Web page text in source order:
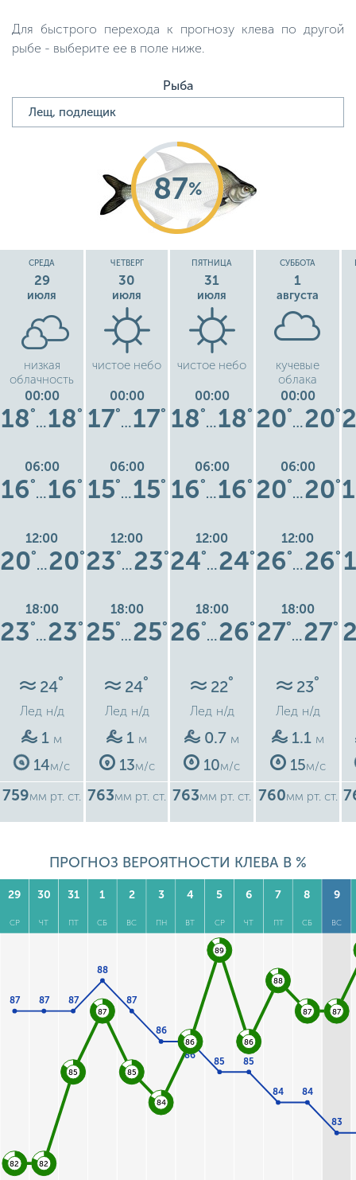
Для быстрого перехода к прогнозу клева по другой
рыбе - выберите ее в поле ниже.
Рыба
87%
СРЕДА
29
июля
низкая
облачность
00:00
18°
…18°
06:00
16°
…16°
12:00
20°
…20°
18:00
23°
…23°
24°
Лед н/д
1 м
14м/с
759мм рт. ст.
ЧЕТВЕРГ
30
июля
чистое небо
00:00
17°
…17°
06:00
15°
…15°
12:00
23°
…23°
18:00
25°
…25°
24°
Лед н/д
1 м
13м/с
763мм рт. ст.
ПЯТНИЦА
31
июля
чистое небо
00:00
18°
…18°
06:00
16°
…16°
12:00
24°
…24°
18:00
26°
…26°
22°
Лед н/д
0.7 м
10м/с
763мм рт. ст.
СУББОТА
1
августа
кучевые
облака
00:00
20°
…20°
06:00
20°
…20°
12:00
26°
…26°
18:00
27°
…27°
23°
Лед н/д
1.1 м
15м/с
760мм рт. ст.
ПРОГНОЗ ВЕРОЯТНОСТИ КЛЕВА В %
29
СР
30
ЧТ
31
ПТ
1
СБ
2
ВС
3
ПН
4
ВТ
5
СР
6
ЧТ
7
ПТ
8
СБ
9
ВС
87 87 87
88
87
86
86
85 85
84 84
83
82 82
85
87
85
84
86
89
86
88
87 87